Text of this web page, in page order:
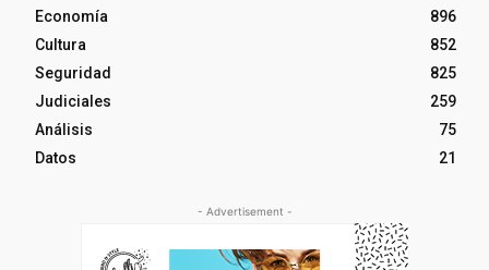
Economía
896
Cultura
852
Seguridad
825
Judiciales
259
Análisis
75
Datos
21
- Advertisement -